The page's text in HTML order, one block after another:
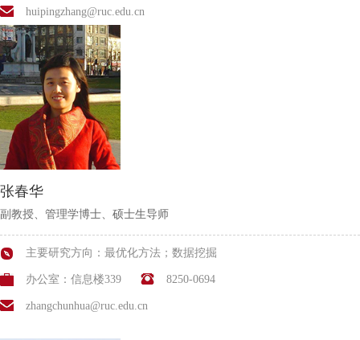
huipingzhang@ruc.edu.cn
张春华
副教授、管理学博士、硕士生导师
主要研究方向：最优化方法；数据挖掘
办公室：信息楼339 8250-0694
zhangchunhua@ruc.edu.cn